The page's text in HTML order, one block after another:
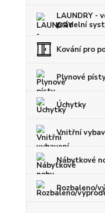
LAUNDRY -
prádelní
Kování pro
Plynové
Úchytky
Vnitřní
Nábytkové
Rozbaleno/